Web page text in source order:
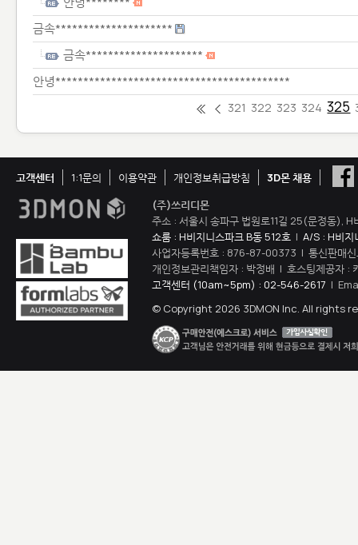
금속*********************
금속*********************
안녕******************************************
321 322 323 324 325
고객센터 1:1문의 이용약관 개인정보취급방침
3D몬 채용
(주)쓰리디몬
주소 : 서울시 송파구 법원로11길 25(문정동),
쇼룸 : H비지니스파크 B동 512호 | A/S : H비지
사업자등록번호 : 876-87-00373 | 통신판매
개인정보관리책임자 : 박정배 | 호스팅제공자 :
고객센터 (10am~5pm) : 02-546-2617 |
© Copyright 2026 3DMON Inc. All rights